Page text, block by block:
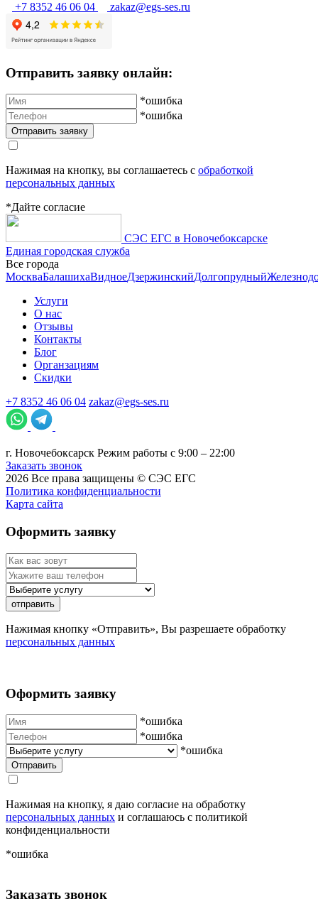
+7 8352 46 06 04
zakaz@egs-ses.ru
Отправить заявку онлайн:
*ошибка
*ошибка
Нажимая на кнопку, вы соглашаетесь с обработкой
персональных данных
*Дайте согласие
СЭС ЕГС в Новочебоксарске
Единая городская служба
Все города
МоскваБалашихаВидноеДзержинскийДолгопрудный
Услуги
О нас
Отзывы
Контакты
Блог
Органзациям
Скидки
+7 8352 46 06 04 zakaz@egs-ses.ru
г. Новочебоксарск Режим работы с 9:00 – 22:00
Заказать звонок
2026 Все права защищены © СЭС ЕГС
Политика конфиденциальности
Карта сайта
Оформить заявку
отправить
Нажимая кнопку «Отправить», Вы разрешаете обработку
персональных данных
Оформить заявку
*ошибка
*ошибка
*ошибка
Нажимая на кнопку, я даю согласие на обработку
персональных данных и соглашаюсь с политикой
конфиденциальности
*ошибка
Заказать звонок